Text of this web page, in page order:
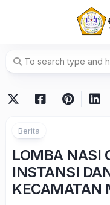
Berita
LOMBA NASI
INSTANSI
KECAMATAN